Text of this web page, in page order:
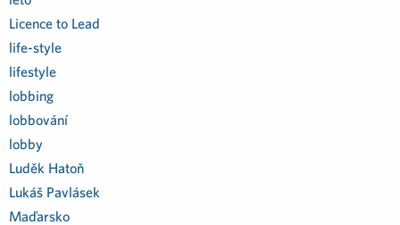
Licence to Lead
life-style
lifestyle
lobbing
lobbování
lobby
Luděk Hatoň
Lukáš Pavlásek
Maďarsko